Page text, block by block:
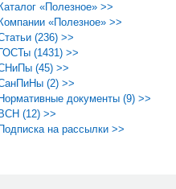
Каталог «Полезное» >>
Компании «Полезное» >>
(236) >>
ГОСТы (1431) >>
(45) >>
(2) >>
Нормативные документы (9) >>
ВСН (12) >>
Подписка на рассылки >>